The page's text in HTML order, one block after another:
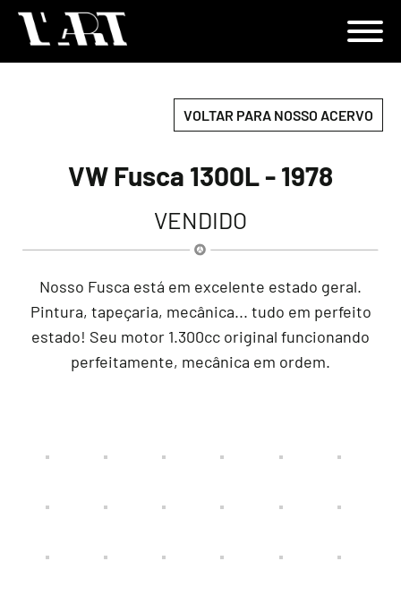
VOLTAR PARA NOSSO ACERVO
VW Fusca 1300L - 1978
VENDIDO
Nosso Fusca está em excelente estado geral.
Pintura, tapeçaria, mecânica... tudo em perfeito
estado! Seu motor 1.300cc original funcionando
perfeitamente, mecânica em ordem.